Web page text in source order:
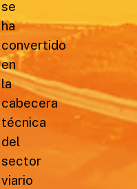
se
ha
convertido
en
la
cabecera
técnica
del
sector
viario